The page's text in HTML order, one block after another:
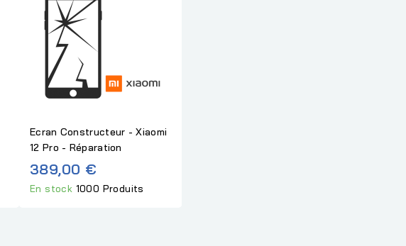
Ecran Constructeur - Xiaomi
12 Pro - Réparation
389,00 €
En stock 1000 Produits